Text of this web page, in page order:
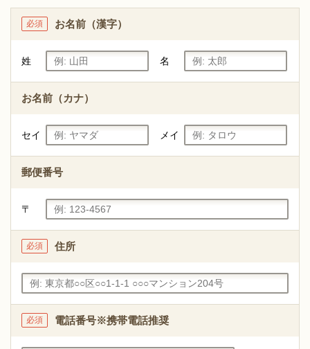
お名前（漢字）
必須
姓 名
お名前（カナ）
セイ メイ
郵便番号
〒
住所
必須
電話番号※携帯電話推奨
必須